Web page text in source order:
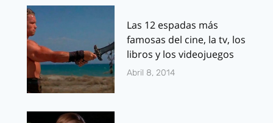
Las 12 espadas más
famosas del cine, la tv, los
libros y los videojuegos
Abril 8, 2014